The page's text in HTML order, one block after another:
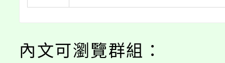
內文可瀏覽群組：